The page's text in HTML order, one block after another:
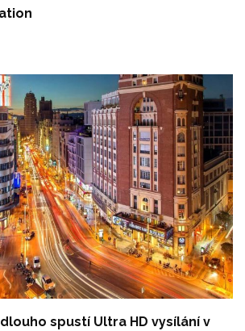
spustí Ultra HD vysílání v